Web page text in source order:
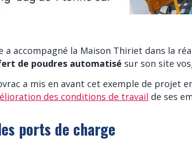
a accompagné la Maison Thiriet dans la
de poudres automatisé sur son site
a mis en avant cet exemple de projet
des conditions de travail de ses
ports de charge